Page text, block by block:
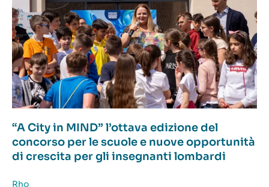
“A City in MIND” l’ottava edizione del
concorso per le scuole e nuove opportunità
di crescita per gli insegnanti lombardi
Rho